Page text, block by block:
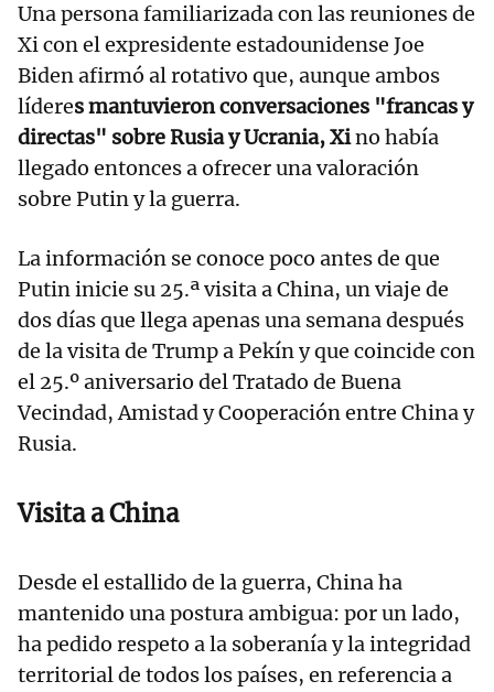
Una persona familiarizada con las reuniones de
Xi con el expresidente estadounidense Joe
Biden afirmó al rotativo que, aunque ambos
líderes mantuvieron conversaciones "francas y
directas" sobre Rusia y Ucrania, Xino había
llegado entonces a ofrecer una valoración
sobre Putin y la guerra.
La información se conoce poco antes de que
Putin inicie su 25.ª visita a China, un viaje de
dos días que llega apenas una semana después
de la visita de Trump a Pekín y que coincide con
el 25.º aniversario del Tratado de Buena
Vecindad, Amistad y Cooperación entre China y
Rusia.
Visita a China
Desde el estallido de la guerra, China ha
mantenido una postura ambigua: por un lado,
ha pedido respeto a la soberanía y la integridad
territorial de todos los países, en referencia a